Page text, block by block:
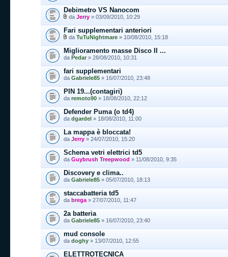
Debimetro VS Nanocom
da Jerry » 03/09/2010, 10:29
Fari supplementari anteriori
da TuTuNightmare » 10/08/2010, 15:18
Miglioramento masse Disco II ...
da Pedar » 28/08/2010, 10:31
fari supplementari
da Gabriele85 » 16/07/2010, 23:48
PIN 19...(contagiri)
da remoto90 » 18/08/2010, 22:12
Defender Puma (o td4)
da dgardel » 18/08/2010, 11:00
La mappa è bloccata!
da Jerry » 24/07/2010, 15:20
Schema vetri elettrici td5
da Guybrush Treepwood » 11/08/2010, 9:35
Discovery e clima..
da Gabriele85 » 05/07/2010, 18:13
staccabatteria td5
da brega » 27/07/2010, 11:47
2a batteria
da Gabriele85 » 16/07/2010, 23:40
mud console
da doghy » 13/07/2010, 12:55
ELETTROTECNICA